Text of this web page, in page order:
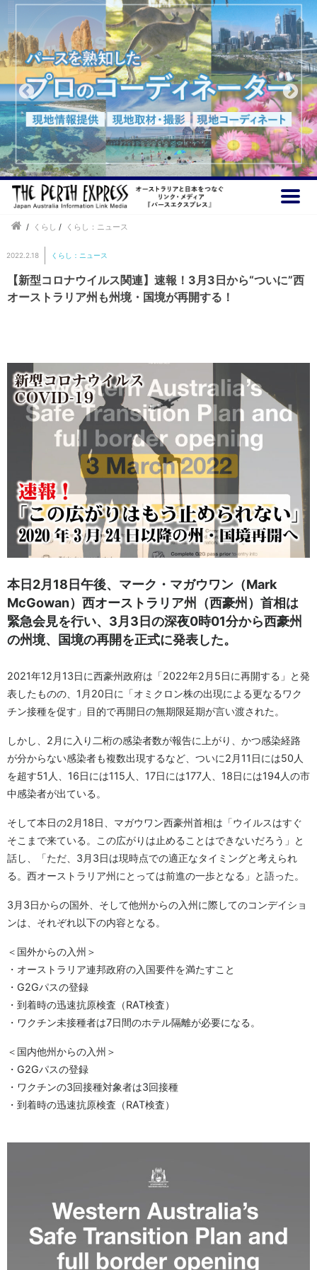
/ くらし / くらし：ニュース
2022.2.18 くらし：ニュース
【新型コロナウイルス関連】速報！3月3日から“ついに”西
オーストラリア州も州境・国境が再開する！
本日2月18日午後、マーク・マガウワン（Mark
McGowan）西オーストラリア州（西豪州）首相は
緊急会見を行い、3月3日の深夜0時01分から西豪州
の州境、国境の再開を正式に発表した。
2021年12月13日に西豪州政府は「2022年2月5日に再開する」と発
表したものの、1月20日に「オミクロン株の出現による更なるワク
チン接種を促す」目的で再開日の無期限延期が言い渡された。
しかし、2月に入り二桁の感染者数が報告に上がり、かつ感染経路
が分からない感染者も複数出現するなど、ついに2月11日には50人
を超す51人、16日には115人、17日には177人、18日には194人の市
中感染者が出ている。
そして本日の2月18日、マガウワン西豪州首相は「ウイルスはすぐ
そこまで来ている。この広がりは止めることはできないだろう」と
話し、「ただ、3月3日は現時点での適正なタイミングと考えられ
る。西オーストラリア州にとっては前進の一歩となる」と語った。
3月3日からの国外、そして他州からの入州に際してのコンデイショ
ンは、それぞれ以下の内容となる。
＜国外からの入州＞
・オーストラリア連邦政府の入国要件を満たすこと
・G2Gパスの登録
・到着時の迅速抗原検査（RAT検査）
・ワクチン未接種者は7日間のホテル隔離が必要になる。
＜国内他州からの入州＞
・G2Gパスの登録
・ワクチンの3回接種対象者は3回接種
・到着時の迅速抗原検査（RAT検査）